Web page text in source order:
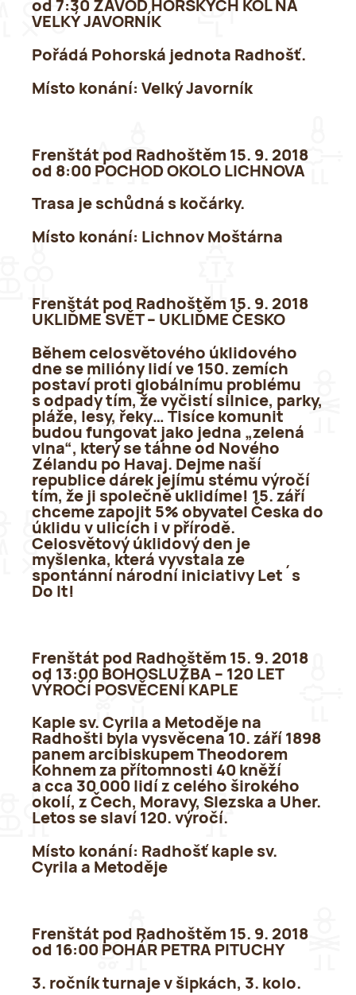
od 7:30 ZÁVOD HORSKÝCH KOL NA
VELKÝ JAVORNÍK
Pořádá Pohorská jednota Radhošť.
Místo konání: Velký Javorník
Frenštát pod Radhoštěm 15. 9. 2018
od 8:00 POCHOD OKOLO LICHNOVA
Trasa je schůdná s kočárky.
Místo konání: Lichnov Moštárna
Frenštát pod Radhoštěm 15. 9. 2018
UKLIĎME SVĚT – UKLIĎME ČESKO
Během celosvětového úklidového
dne se milióny lidí ve 150. zemích
postaví proti globálnímu problému
s odpady tím, že vyčistí silnice, parky,
pláže, lesy, řeky… Tisíce komunit
budou fungovat jako jedna „zelená
vlna“, který se táhne od Nového
Zélandu po Havaj. Dejme naší
republice dárek jejímu stému výročí
tím, že ji společně uklidíme! 15. září
chceme zapojit 5% obyvatel Česka do
úklidu v ulicích i v přírodě.
Celosvětový úklidový den je
myšlenka, která vyvstala ze
spontánní národní iniciativy Let´s
Do It!
Frenštát pod Radhoštěm 15. 9. 2018
od 13:00 BOHOSLUŽBA – 120 LET
VÝROČÍ POSVĚCENÍ KAPLE
Kaple sv. Cyrila a Metoděje na
Radhošti byla vysvěcena 10. září 1898
panem arcibiskupem Theodorem
Kohnem za přítomnosti 40 kněží
a cca 30 000 lidí z celého širokého
okolí, z Čech, Moravy, Slezska a Uher.
Letos se slaví 120. výročí.
Místo konání: Radhošť kaple sv.
Cyrila a Metoděje
Frenštát pod Radhoštěm 15. 9. 2018
od 16:00 POHÁR PETRA PITUCHY
3. ročník turnaje v šipkách, 3. kolo.